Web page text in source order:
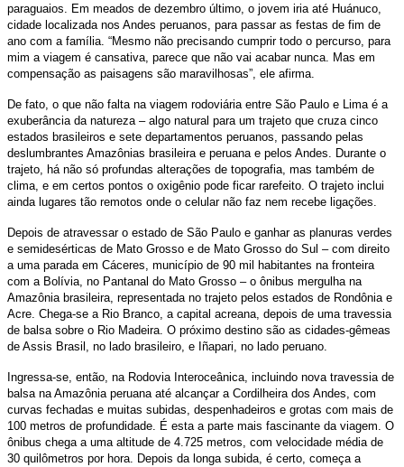
paraguaios. Em meados de dezembro último, o jovem iria até Huánuco,
cidade localizada nos Andes peruanos, para passar as festas de fim de
ano com a família. “Mesmo não precisando cumprir todo o percurso, para
mim a viagem é cansativa, parece que não vai acabar nunca. Mas em
compensação as paisagens são maravilhosas”, ele afirma.
De fato, o que não falta na viagem rodoviária entre São Paulo e Lima é a
exuberância da natureza – algo natural para um trajeto que cruza cinco
estados brasileiros e sete departamentos peruanos, passando pelas
deslumbrantes Amazônias brasileira e peruana e pelos Andes. Durante o
trajeto, há não só profundas alterações de topografia, mas também de
clima, e em certos pontos o oxigênio pode ficar rarefeito. O trajeto inclui
ainda lugares tão remotos onde o celular não faz nem recebe ligações.
Depois de atravessar o estado de São Paulo e ganhar as planuras verdes
e semidesérticas de Mato Grosso e de Mato Grosso do Sul – com direito
a uma parada em Cáceres, município de 90 mil habitantes na fronteira
com a Bolívia, no Pantanal do Mato Grosso – o ônibus mergulha na
Amazônia brasileira, representada no trajeto pelos estados de Rondônia e
Acre. Chega-se a Rio Branco, a capital acreana, depois de uma travessia
de balsa sobre o Rio Madeira. O próximo destino são as cidades-gêmeas
de Assis Brasil, no lado brasileiro, e Iñapari, no lado peruano.
Ingressa-se, então, na Rodovia Interoceânica, incluindo nova travessia de
balsa na Amazônia peruana até alcançar a Cordilheira dos Andes, com
curvas fechadas e muitas subidas, despenhadeiros e grotas com mais de
100 metros de profundidade. É esta a parte mais fascinante da viagem. O
ônibus chega a uma altitude de 4.725 metros, com velocidade média de
30 quilômetros por hora. Depois da longa subida, é certo, começa a